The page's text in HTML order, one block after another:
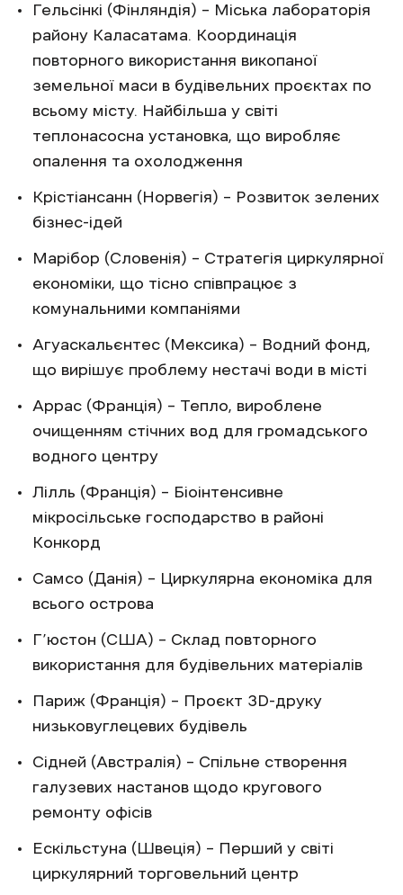
Гельсінкі (Фінляндія) – Міська лабораторія
району Каласатама. Координація
повторного використання викопаної
земельної маси в будівельних проєктах по
всьому місту. Найбільша у світі
теплонасосна установка, що виробляє
опалення та охолодження
Крістіансанн (Норвегія) – Розвиток зелених
бізнес-ідей
Марібор (Словенія) – Стратегія циркулярної
економіки, що тісно співпрацює з
комунальними компаніями
Агуаскальєнтес (Мексика) – Водний фонд,
що вирішує проблему нестачі води в місті
Аррас (Франція) – Тепло, вироблене
очищенням стічних вод для громадського
водного центру
Лілль (Франція) – Біоінтенсивне
мікросільське господарство в районі
Конкорд
Самсо (Данія) – Циркулярна економіка для
всього острова
Г’юстон (США) – Склад повторного
використання для будівельних матеріалів
Париж (Франція) – Проєкт 3D-друку
низьковуглецевих будівель
Сідней (Австралія) – Спільне створення
галузевих настанов щодо кругового
ремонту офісів
Ескільстуна (Швеція) – Перший у світі
циркулярний торговельний центр